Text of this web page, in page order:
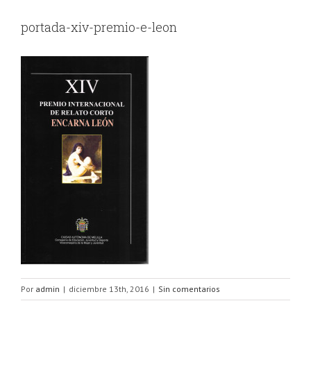
portada-xiv-premio-e-leon
Por admin | diciembre 13th, 2016 | Sin comentarios